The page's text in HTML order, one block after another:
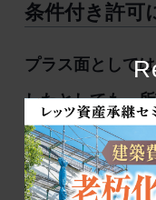
条件付き許可
プラス面として
したとしても、
物が存在した場
納についても５